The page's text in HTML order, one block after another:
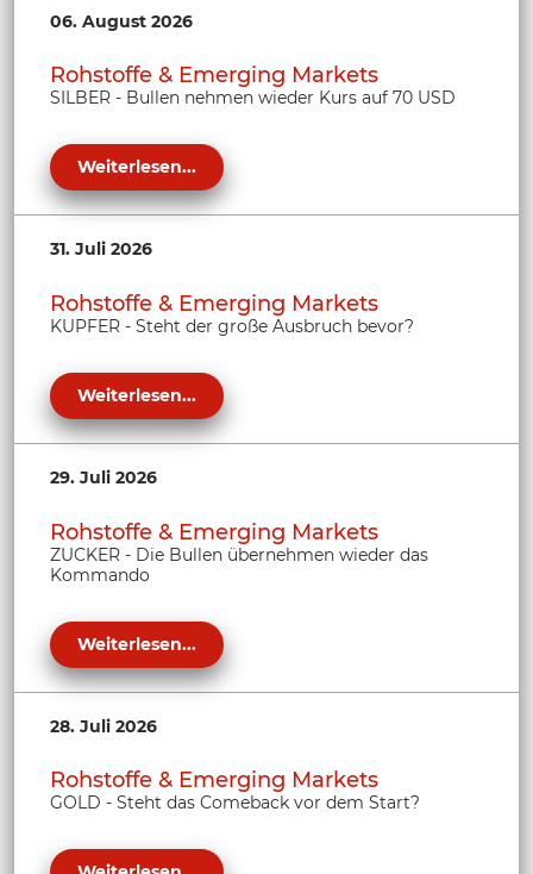
06. August 2026
Rohstoffe & Emerging Markets
SILBER - Bullen nehmen wieder Kurs auf 70 USD
Weiterlesen...
31. Juli 2026
Rohstoffe & Emerging Markets
KUPFER - Steht der große Ausbruch bevor?
Weiterlesen...
29. Juli 2026
Rohstoffe & Emerging Markets
ZUCKER - Die Bullen übernehmen wieder das
Kommando
Weiterlesen...
28. Juli 2026
Rohstoffe & Emerging Markets
GOLD - Steht das Comeback vor dem Start?